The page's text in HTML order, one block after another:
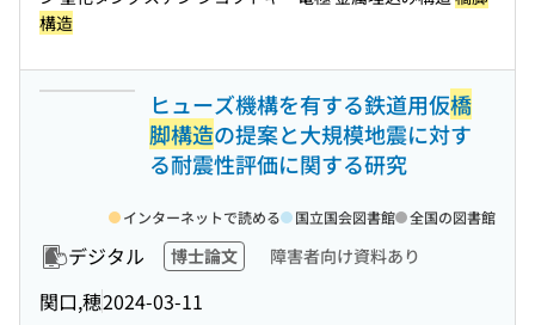
構造
ヒューズ機構を有する鉄道用仮橋
脚構造の提案と大規模地震に対す
る耐震性評価に関する研究
デジタル 博士論文 障害者向け資料あり
関口,穂2024-03-11
インターネットで読める 国立国会図書館 全国の図書館